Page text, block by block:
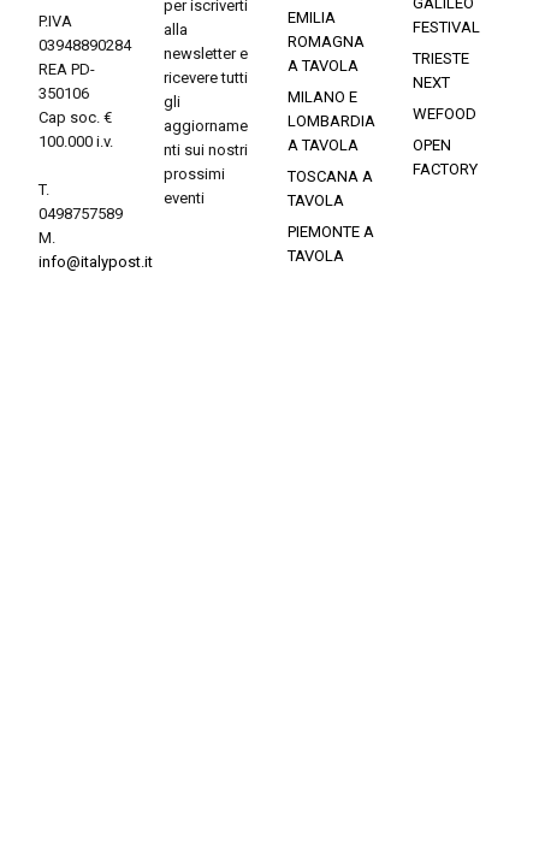
P.IVA
03948890284
REA PD-
350106
Cap soc. €
100.000 i.v.
T.
0498757589
M.
info@italypost.it
per iscriverti
alla
newsletter e
ricevere tutti
gli
aggiorname
nti sui nostri
prossimi
eventi
EMILIA
ROMAGNA
A TAVOLA
MILANO E
LOMBARDIA
A TAVOLA
TOSCANA A
TAVOLA
PIEMONTE A
TAVOLA
FESTIVAL
TRIESTE
NEXT
WEFOOD
OPEN
FACTORY